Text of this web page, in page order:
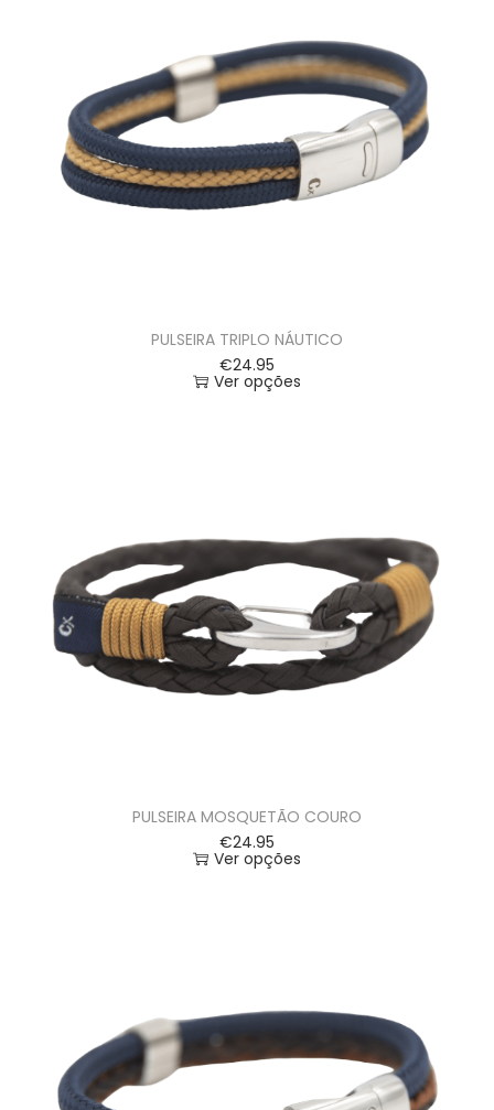
PULSEIRA TRIPLO NÁUTICO
€24.95
Ver opções
PULSEIRA MOSQUETÃO COURO
€24.95
Ver opções